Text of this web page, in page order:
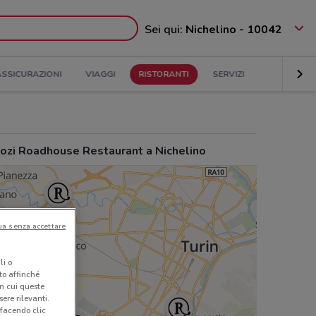
Sei qui: Nichelino - 10042
VIAGGI RISTORANTI SERVIZI
Roadhouse Restaurant a Nichelino
o
affinché
cui queste
rilevanti.
clic
senza accettare